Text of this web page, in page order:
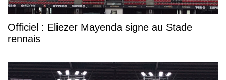
Officiel : Eliezer Mayenda signe au Stade
rennais